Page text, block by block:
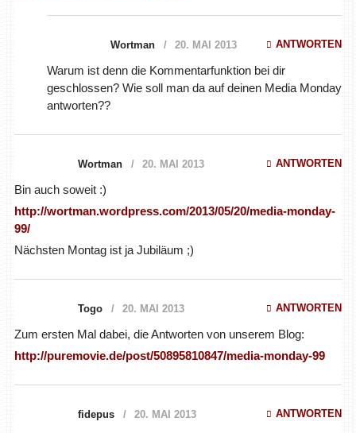
Wortman 20. MAI 2013 ANTWORTEN
Warum ist denn die Kommentarfunktion bei dir
geschlossen? Wie soll man da auf deinen Media Monday
antworten??
Wortman 20. MAI 2013 ANTWORTEN
Bin auch soweit :)
http://wortman.wordpress.com/2013/05/20/media-monday-
99/
Nächsten Montag ist ja Jubiläum ;)
Togo 20. MAI 2013 ANTWORTEN
Zum ersten Mal dabei, die Antworten von unserem Blog:
http://puremovie.de/post/50895810847/media-monday-99
fidepus 20. MAI 2013 ANTWORTEN